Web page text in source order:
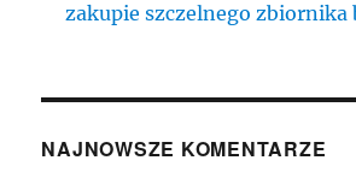
zakupie szczelnego zbiornika
NAJNOWSZE KOMENTARZE